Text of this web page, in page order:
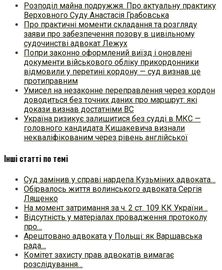
Розподіл майна подружжя. Про актуальну практику
Верховного Суду Анастасія Грабовська
Про практичні моменти складання та розгляду
заяви про забезпечення позову в цивільному
судочинстві адвокат Лежух
Попри законно оформлений виїзд і оновлені
документи військового обліку прикордонники
відмовили у перетині кордону — суд визнав це
протиправним
Умисел на незаконне переправлення через кордон
доводиться без точних даних про маршрут: які
докази визнав достатніми ВС
Україна ризикує залишитися без судді в МКС —
головного кандидата Кишакевича визнали
некваліфікованим через рівень англійської
Інші статті по темі
Суд замінив у справі нардепа Кузьміних адвоката…
Обірвалось життя волинського адвоката Сергія
Лященко
На момент затримання за ч. 2 ст. 109 КК України…
Відсутність у матеріалах провадження протоколу
про…
Арештовано адвоката у Польщі: як Варшавська
рада…
Комітет захисту прав адвокатів вимагає
розслідування…